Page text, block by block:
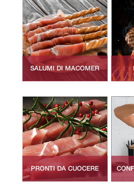
SALUMI DI MACOMER
PRONTI DA CUOCERE